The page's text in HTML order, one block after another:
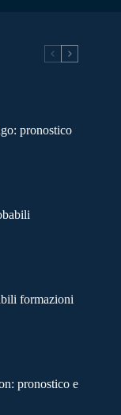
pronostico
formazioni
pronostico e